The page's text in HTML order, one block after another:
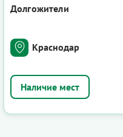
Долгожители
Краснодар